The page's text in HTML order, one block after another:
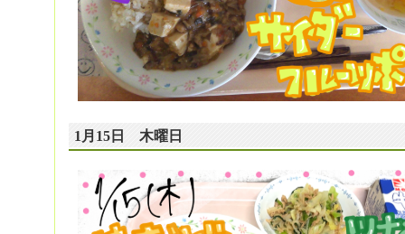
1月15日 木曜日